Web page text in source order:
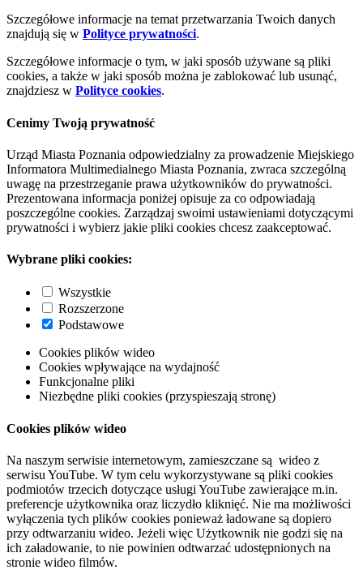
Szczegółowe informacje na temat przetwarzania Twoich danych
znajdują się w Polityce prywatności.
Szczegółowe informacje o tym, w jaki sposób używane są pliki
cookies, a także w jaki sposób można je zablokować lub usunąć,
znajdziesz w Polityce cookies.
Cenimy Twoją prywatność
Urząd Miasta Poznania odpowiedzialny za prowadzenie Miejskiego
Informatora Multimedialnego Miasta Poznania, zwraca szczególną
uwagę na przestrzeganie prawa użytkowników do prywatności.
Prezentowana informacja poniżej opisuje za co odpowiadają
poszczególne cookies. Zarządzaj swoimi ustawieniami dotyczącymi
prywatności i wybierz jakie pliki cookies chcesz zaakceptować.
Wybrane pliki cookies:
Wszystkie
Rozszerzone
Podstawowe
Cookies plików wideo
Cookies wpływające na wydajność
Funkcjonalne pliki
Niezbędne pliki cookies (przyspieszają stronę)
Cookies plików wideo
Na naszym serwisie internetowym, zamieszczane są wideo z
serwisu YouTube. W tym celu wykorzystywane są pliki cookies
podmiotów trzecich dotyczące usługi YouTube zawierające m.in.
preferencje użytkownika oraz liczydło kliknięć. Nie ma możliwości
wyłączenia tych plików cookies ponieważ ładowane są dopiero
przy odtwarzaniu wideo. Jeżeli więc Użytkownik nie godzi się na
ich załadowanie, to nie powinien odtwarzać udostępnionych na
stronie wideo filmów.